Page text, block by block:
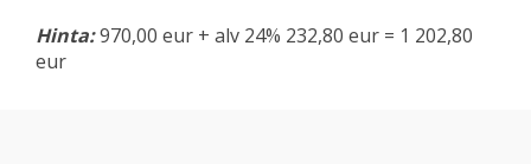
Hinta:970,00 eur + alv 24% 232,80 eur = 1 202,80
eur